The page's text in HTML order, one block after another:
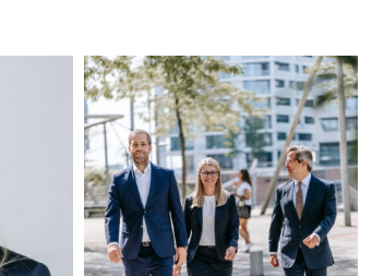
madeleinekrueger-
businessfotografie-
05